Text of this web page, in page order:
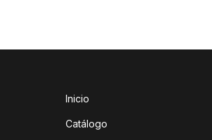
Inicio
Catálogo